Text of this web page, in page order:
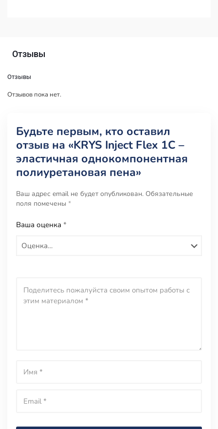
Отзывы
Отзывы
Отзывов пока нет.
Будьте первым, кто оставил
отзыв на «KRYS Inject Flex 1C –
эластичная однокомпонентная
полиуретановая пена»
Ваш адрес email не будет опубликован. Обязательные
поля помечены *
Ваша оценка *